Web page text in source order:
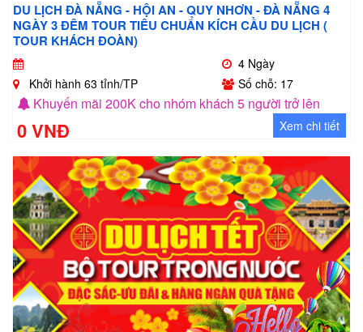
DU LỊCH ĐÀ NẴNG - HỘI AN - QUY NHƠN - ĐÀ NẴNG 4
NGÀY 3 ĐÊM TOUR TIÊU CHUẨN KÍCH CẦU DU LỊCH (
TOUR KHÁCH ĐOÀN)
4 Ngày
Khởi hành 63 tỉnh/TP
Số chỗ: 17
Khuyến mãi 200K cho nhóm khách 5 người trở lên
0 VNĐ Xem chi tiết